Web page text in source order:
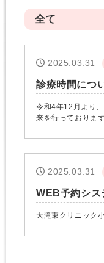
全て
2025.03.31
診療時間につ
令和4年12月より
来を行っておりま
ブ予約ページで当
2025.03.31
WEB予約シス
大滝東クリニック